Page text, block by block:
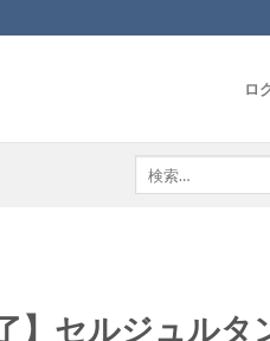
ロ
了】セルジュル